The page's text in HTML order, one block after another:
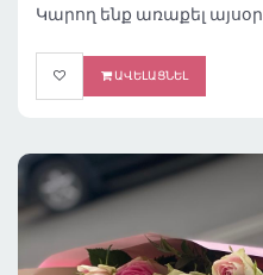
Կարող ենք առաքել այսօր
ԱՎԵԼԱՑՆԵԼ